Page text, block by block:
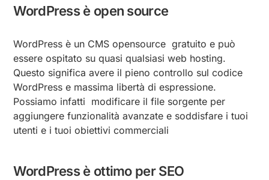
WordPress è open source
WordPress è un CMS opensource gratuito e può
essere ospitato su quasi qualsiasi web hosting.
Questo significa avere il pieno controllo sul codice
WordPress e massima libertà di espressione.
Possiamo infatti modificare il file sorgente per
aggiungere funzionalità avanzate e soddisfare i tuoi
utenti e i tuoi obiettivi commerciali
WordPress è ottimo per SEO